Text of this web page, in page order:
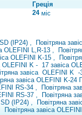
Греція
24міс
(IP24) , Повітряна
OLEFINI L,R-13 ,
OLEFINI K-15 ,
OLEFINI K - 17 завіса
завіса OLEFINI K -
завіса OLEFINI K-24
RS-34 , Повітряна
RS-37 , Повітряна
(IP24) , Повітряна
Повітряна завіса